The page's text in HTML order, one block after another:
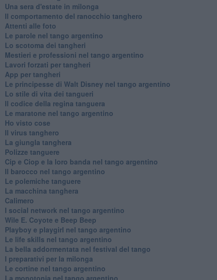
Una sera d'estate in milonga
Il comportamento del ranocchio tanghero
Attenti alle foto
Le parole nel tango argentino
Lo scotoma dei tangheri
Mestieri e professioni nel tango argentino
Lavori forzati per tangheri
App per tangheri
Le principesse di Walt Disney nel tango argentino
Lo stile di vita dei tangueri
Il codice della regina tanguera
Le maratone nel tango argentino
Ho visto cose
Il virus tanghero
La giungla tanghera
Polizze tanguere
Cip e Ciop e la loro banda nel tango argentino
Il barocco nel tango argentino
Le polemiche tanguere
La macchina tanghera
Calimero
​I social network nel tango argentino
Wile E. Coyote e Beep Beep
Playboy e playgirl nel tango argentino
Le life skills nel tango argentino
La bella addormentata nel festival del tango
I preparativi per la milonga
Le cortine nel tango argentino
La monotonia nel tango argentino